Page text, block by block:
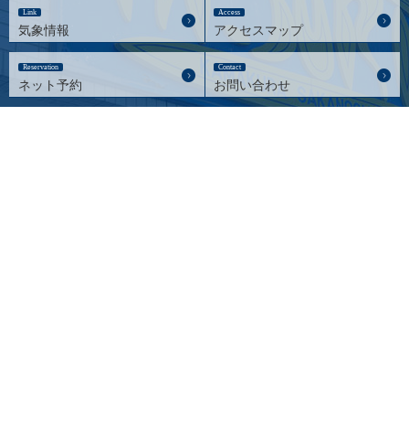
Link
気象情報
Access
アクセスマップ
Reservation
ネット予約
Contact
お問い合わせ